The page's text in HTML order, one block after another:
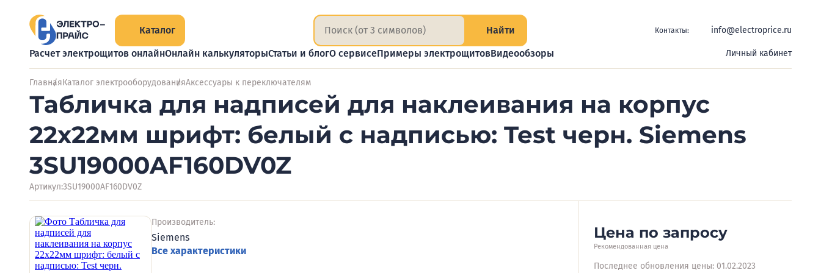
Каталог Найти Контакты: info@electroprice.ru
Расчет электрощитов онлайнОнлайн калькуляторыСтатьи и блогО сервисеПримеры электрощитовВидеообзоры Личный кабинет
ГлавнаяКаталог электрооборудованияАксессуары к переключателям
Табличка для надписей для наклеивания на корпус
22х22мм шрифт: белый с надписью: Test черн. Siemens
3SU19000AF160DV0Z
Артикул:3SU19000AF160DV0Z
Производитель:
Siemens
Все характеристики
Цена по запросу
Рекомендованная цена
Последнее обновления цены: 01.02.2023